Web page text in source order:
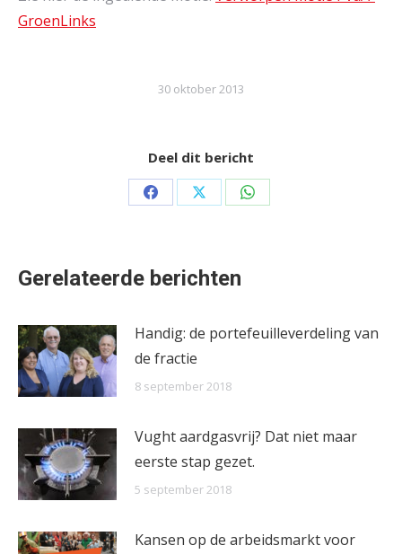
GroenLinks
30 oktober 2013
Deel dit bericht
Share Share Share
Gerelateerde berichten
Handig: de portefeuilleverdeling van
de fractie
8 september 2018
Vught aardgasvrij? Dat niet maar
eerste stap gezet.
5 september 2018
Kansen op de arbeidsmarkt voor